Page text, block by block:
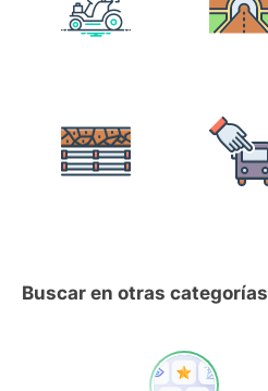
Buscar en otras categorías